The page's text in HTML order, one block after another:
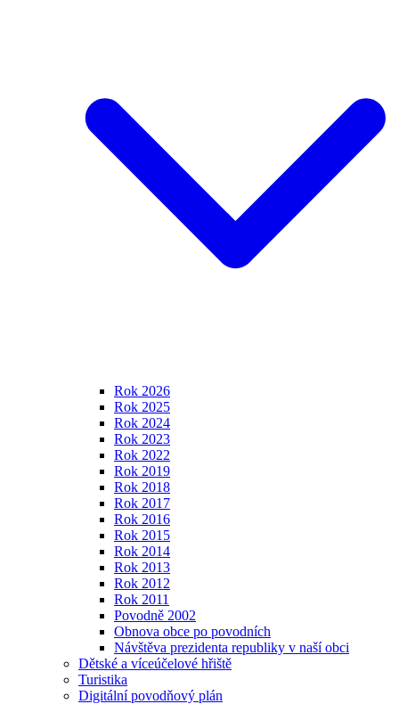
Rok 2026
Rok 2025
Rok 2024
Rok 2023
Rok 2022
Rok 2019
Rok 2018
Rok 2017
Rok 2016
Rok 2015
Rok 2014
Rok 2013
Rok 2012
Rok 2011
Povodně 2002
Obnova obce po povodních
Návštěva prezidenta republiky v naší obci
Dětské a víceúčelové hřiště
Turistika
Digitální povodňový plán